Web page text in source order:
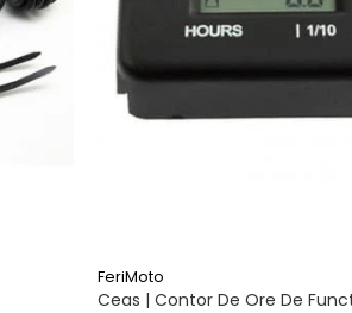
FeriMoto
Ceas | Contor De Ore De